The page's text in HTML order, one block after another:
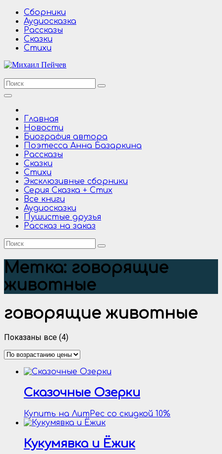
Перейти
содержимому
Сборники
Аудиосказка
Рассказы
Сказки
Стихи
Главная
Новости
Биография автора
Поэтесса Анна Базаркина
Рассказы
Сказки
Стихи
Эксклюзивные сборники
Серия Сказка + Стих
Все книги
Аудиосказки
Пушистые друзья
Рассказ на заказ
Метка: говорящие
животные
говорящие животные
Показаны все (4)Цены:
возрастанию
Сказочные Озерки
Купить на ЛитРес со скидкой 10%
Кукумявка и Ёжик